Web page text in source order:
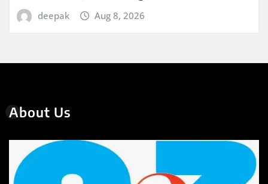
deepak Aug 8, 2026
About Us